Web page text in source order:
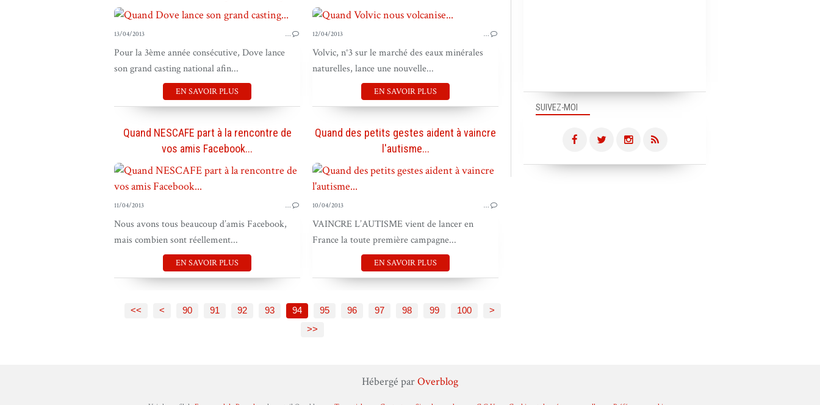
PUB OUTRE-MER
13/04/2013 …
Pour la 3ème année consécutive, Dove lance
son grand casting national afin...
EN SAVOIR PLUS
12/04/2013 …
Volvic, n°3 sur le marché des eaux minérales
naturelles, lance une nouvelle...
EN SAVOIR PLUS
Quand NESCAFE part à la rencontre de
vos amis Facebook...
TERRAIN & VIRAL
11/04/2013 …
Nous avons tous beaucoup d’amis Facebook,
mais combien sont réellement...
EN SAVOIR PLUS
Quand des petits gestes aident à vaincre
l'autisme...
10/04/2013 …
VAINCRE L’AUTISME vient de lancer en
France la toute première campagne...
EN SAVOIR PLUS
<< < 10
20
30
40
50
60
70
80
90 91 92 93 94 95 96 97 98 99 100 200
>
>>
SUIVEZ-MOI
Hébergé parOverblog